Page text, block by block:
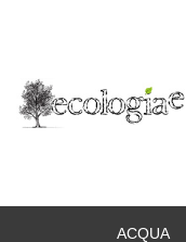
ACQUA